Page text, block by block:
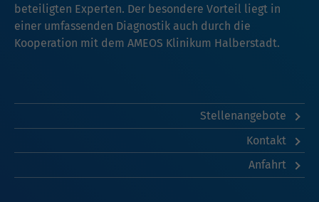
beteiligten Experten. Der besondere Vorteil liegt in
einer umfassenden Diagnostik auch durch die
Kooperation mit dem AMEOS Klinikum Halberstadt.
Stellenangebote
Kontakt
Anfahrt